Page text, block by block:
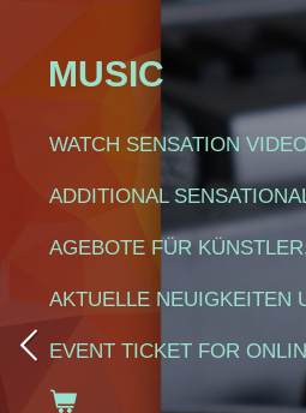
Hauptinhalt
springen
MUSIC
WATCH SENSATION
ADDITIONAL
AGEBOTE FÜR
AKTUELLE NEUIGKEITEN
EVENT TICKET FOR